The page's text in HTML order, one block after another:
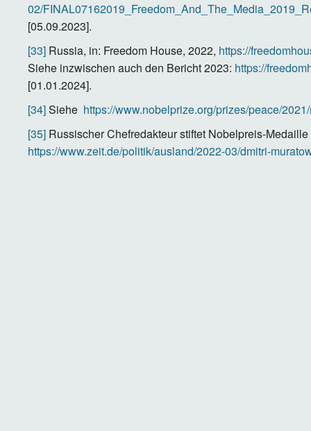
02/
[05.09.2023].
[33] Russia, in: Freedom House, 2022, https://
Siehe inzwischen auch den Bericht 2023: https://
[01.01.2024].
[34]Siehe https://www.nobelprize.org/prizes/peace/
[35] Russischer Chefredakteur stiftet Nobelpreis-
https://www.zeit.de/politik/ausland/2022-03/dmitri-